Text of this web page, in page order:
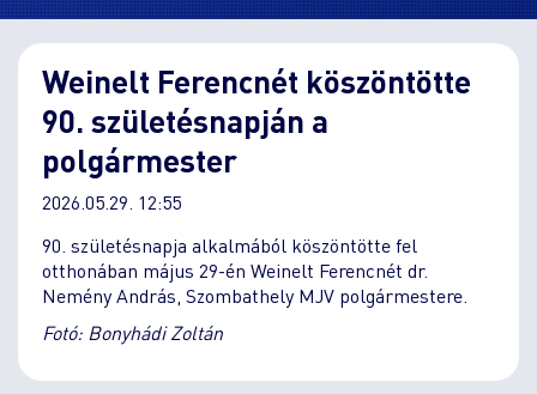
Weinelt Ferencnét köszöntötte
90. születésnapján a
polgármester
2026.05.29. 12:55
90. születésnapja alkalmából köszöntötte fel
otthonában május 29-én Weinelt Ferencnét dr.
Nemény András, Szombathely MJV polgármestere.
Fotó: Bonyhádi Zoltán